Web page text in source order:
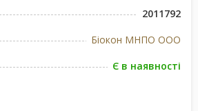
2011792
Біокон МНПО ООО
Є в наявності